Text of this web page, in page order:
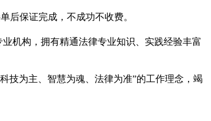
后保证完成，不成功不收费。
机构，拥有精通法律专业知识、实践经验丰富
技为主、智慧为魂、法律为准”的工作理念，竭